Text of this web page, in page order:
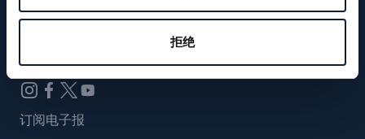
拒绝
WeChat ID
Breguet_China
订阅电子报